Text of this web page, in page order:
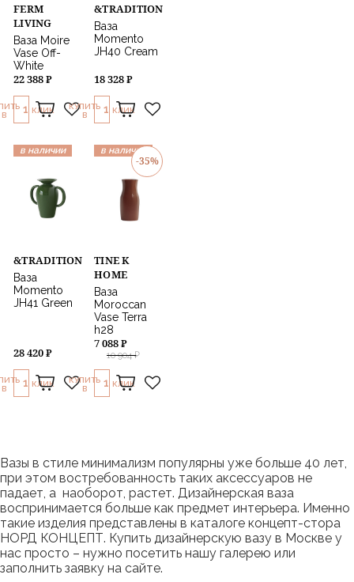
FERM
LIVING
Ваза Moire
Vase Off-
White
22 388 ₽
В
1 КЛИК
&TRADITION
Ваза
Momento
JH40 Cream
18 328 ₽
КУПИТЬ
В
1 КЛИК
в наличии
&TRADITION
Ваза
Momento
JH41 Green
28 420 ₽
В
1 КЛИК
в наличии
-35%
TINE K
HOME
Ваза
Moroccan
Vase Terra
h28
10 904 ₽
7 088 ₽
КУПИТЬ
В
1 КЛИК
Вазы в стиле минимализм популярны уже больше 40 лет,
при этом востребованность таких аксессуаров не
падает, а наоборот, растет. Дизайнерская ваза
воспринимается больше как предмет интерьера. Именно
такие изделия представлены в каталоге концепт-стора
НОРД КОНЦЕПТ. Купить дизайнерскую вазу в Москве у
нас просто – нужно посетить нашу галерею или
заполнить заявку на сайте.